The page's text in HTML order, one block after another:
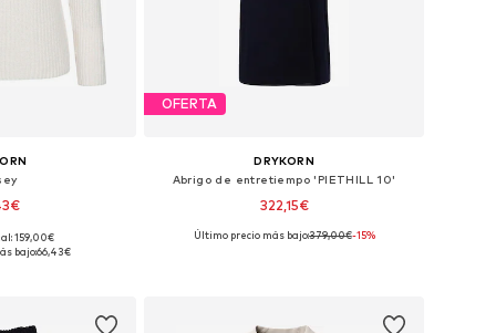
S, M
159,00€
bajo:66,43€
OFERTA
DRYKORN
Abrigo de entretiempo 'PIETHILL 10'
322,15€
Tallas disponibles: XS, S, M, L, XL
Último precio más bajo:379,00€-15%